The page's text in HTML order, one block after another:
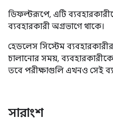
ডিফল্টরূপে, এটি
ব্যবহারকারী অগ্রভাগে থাকে।
হেডলেস সিস্টেম
চালানোর সময়,
তবে পরীক্ষাগুলি এখনও সেই
সারাংশ